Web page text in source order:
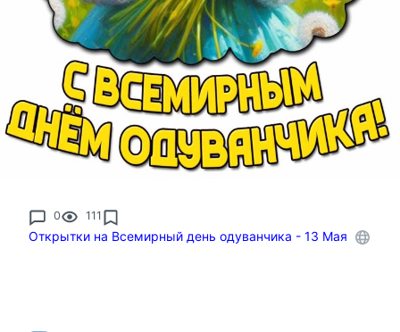
0 111
Открытки на Всемирный день одуванчика - 13 Мая